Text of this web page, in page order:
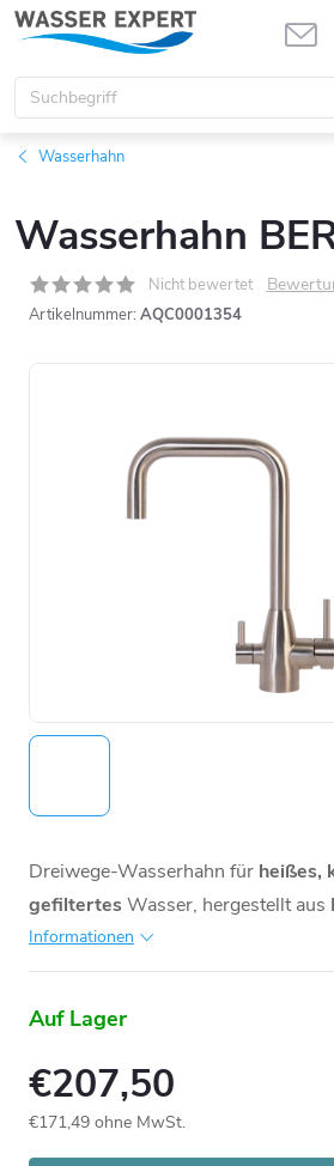
Zum
Inhalt
springen
Wasserhahn
Wasserhahn
Nicht bewertet
Artikelnummer: AQC0001354
Dreiwege-Wasserhahn für heißes,
gefiltertes Wasser, hergestellt aus
Informationen
Auf Lager
€207,50
€171,49 ohne MwSt.